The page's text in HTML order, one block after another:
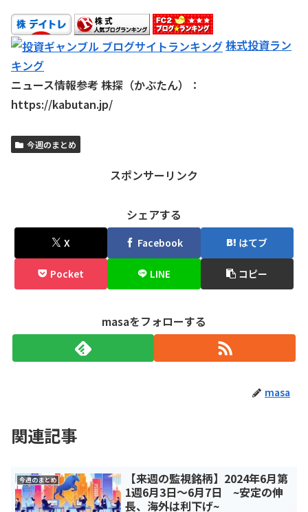
株式投資ラン
キング
ニュース情報参考 株探（かぶたん）：
https://kabutan.jp/
今週のまとめ
スポンサーリンク
シェアする
X Facebook はてブ
Pocket LINE コピー
masaをフォローする
masa
関連記事
今週のまとめ
【来週の監視銘柄】2024年6月第
1週6月3日～6月7日 ~安定の伸
長、海外は利下げ~